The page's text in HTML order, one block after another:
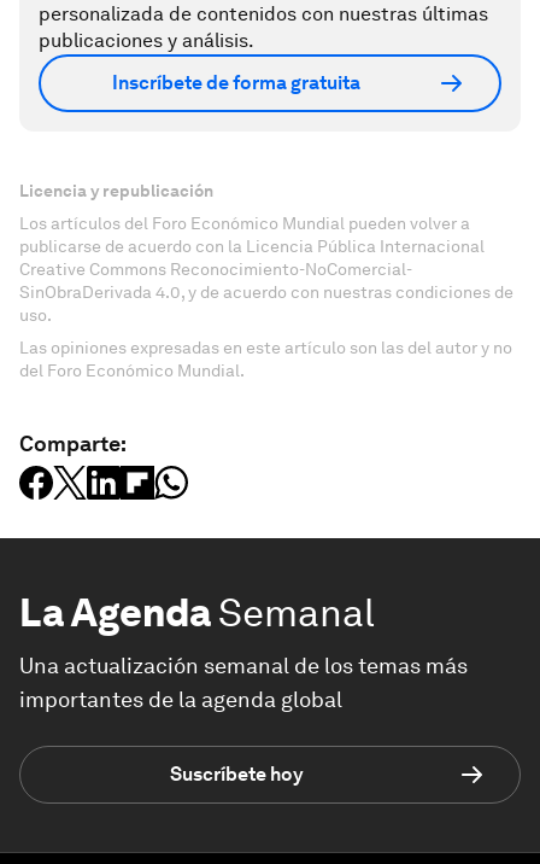
personalizada de contenidos con nuestras últimas
publicaciones y análisis.
Inscríbete de forma gratuita
Licencia y republicación
Los artículos del Foro Económico Mundial pueden volver a
publicarse de acuerdo con la Licencia Pública Internacional
Creative Commons Reconocimiento-NoComercial-
SinObraDerivada 4.0, y de acuerdo con nuestras condiciones de
uso.
Las opiniones expresadas en este artículo son las del autor y no
del Foro Económico Mundial.
Comparte:
La AgendaSemanal
Una actualización semanal de los temas más
importantes de la agenda global
Suscríbete hoy